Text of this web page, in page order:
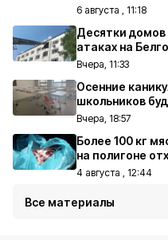
6 августа , 11:18
Десятки
атаках на
Вчера, 11:33
Осенние
школьников
Вчера, 18:57
Более 100 кг
на полигоне
4 августа , 12:44
Все материалы